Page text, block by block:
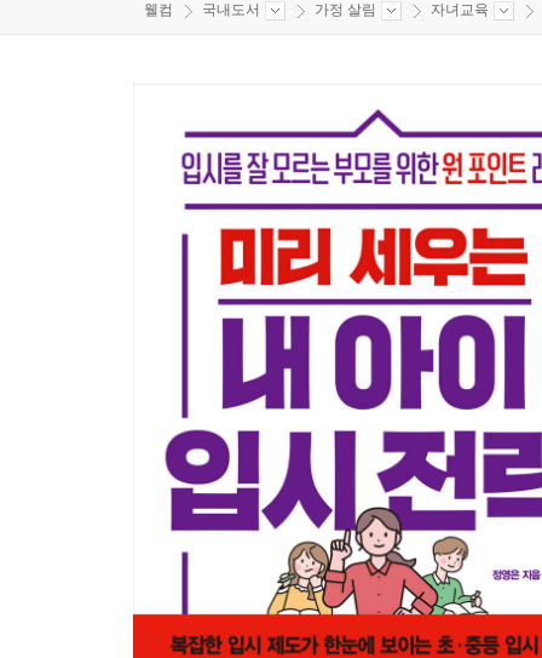
웰컴 국내도서 가정 살림 자녀교육